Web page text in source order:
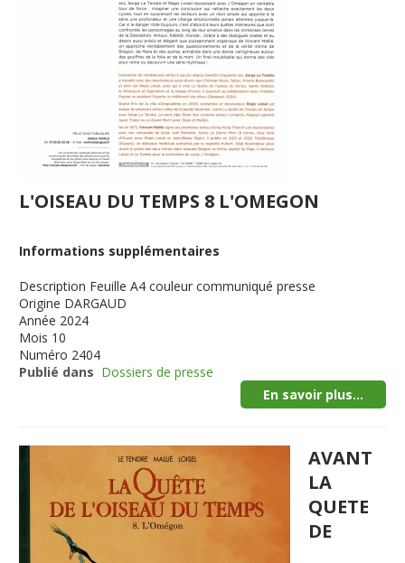
L'OISEAU DU TEMPS 8 L'OMEGON
Informations supplémentaires
Description Feuille A4 couleur communiqué presse
Origine DARGAUD
Année 2024
Mois 10
Numéro 2404
Publié dans Dossiers de presse
En savoir plus...
AVANT
LA
QUETE
DE